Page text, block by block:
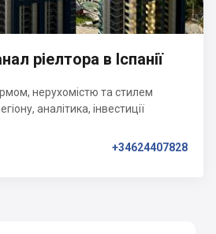
ріелтора в Іспанії
нерухомістю та стилем
аналітика, інвестиції
+34624407828